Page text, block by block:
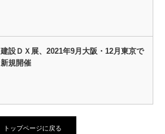
建設ＤＸ展、2021年9月大阪・12月東京で
新規開催
トップページに戻る